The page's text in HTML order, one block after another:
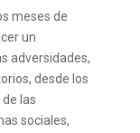
meses de
un
adversidades,
desde los
las
sociales,